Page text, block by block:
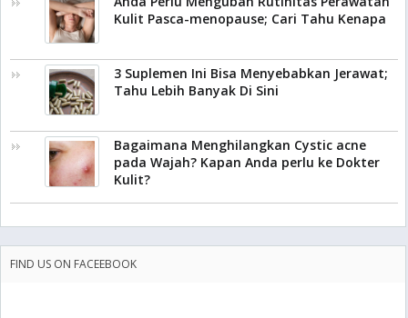
Kulit Pasca-menopause; Cari Tahu Kenapa
3 Suplemen Ini Bisa Menyebabkan Jerawat;
Tahu Lebih Banyak Di Sini
Bagaimana Menghilangkan Cystic acne
pada Wajah? Kapan Anda perlu ke Dokter
Kulit?
FIND US ON FACEEBOOK